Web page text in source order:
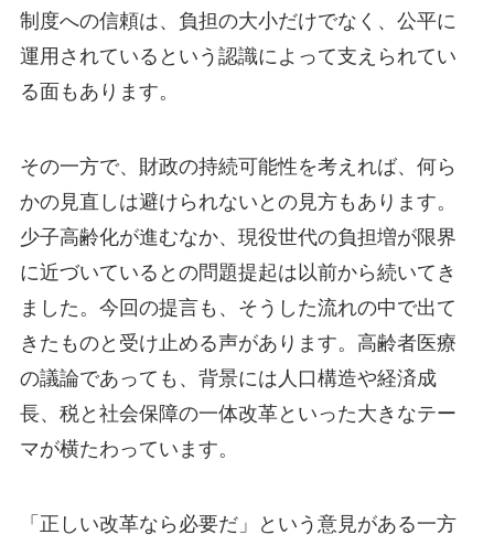
制度への信頼は、負担の大小だけでなく、公平に
運用されているという認識によって支えられてい
る面もあります。
その一方で、財政の持続可能性を考えれば、何ら
かの見直しは避けられないとの見方もあります。
少子高齢化が進むなか、現役世代の負担増が限界
に近づいているとの問題提起は以前から続いてき
ました。今回の提言も、そうした流れの中で出て
きたものと受け止める声があります。高齢者医療
の議論であっても、背景には人口構造や経済成
長、税と社会保障の一体改革といった大きなテー
マが横たわっています。
「正しい改革なら必要だ」という意見がある一方